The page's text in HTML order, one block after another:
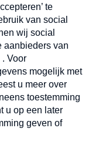
X
de MAX
en